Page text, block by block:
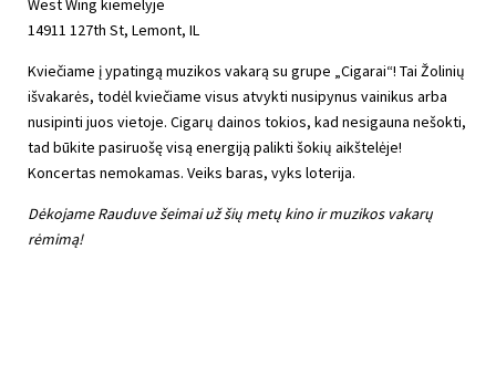
West Wing kiemelyje
14911 127th St, Lemont, IL
Kviečiame į ypatingą muzikos vakarą su grupe „Cigarai“! Tai Žolinių
išvakarės, todėl kviečiame visus atvykti nusipynus vainikus arba
nusipinti juos vietoje. Cigarų dainos tokios, kad nesigauna nešokti,
tad būkite pasiruošę visą energiją palikti šokių aikštelėje!
Koncertas nemokamas. Veiks baras, vyks loterija.
Dėkojame Rauduve šeimai už šių metų kino ir muzikos vakarų
rėmimą!